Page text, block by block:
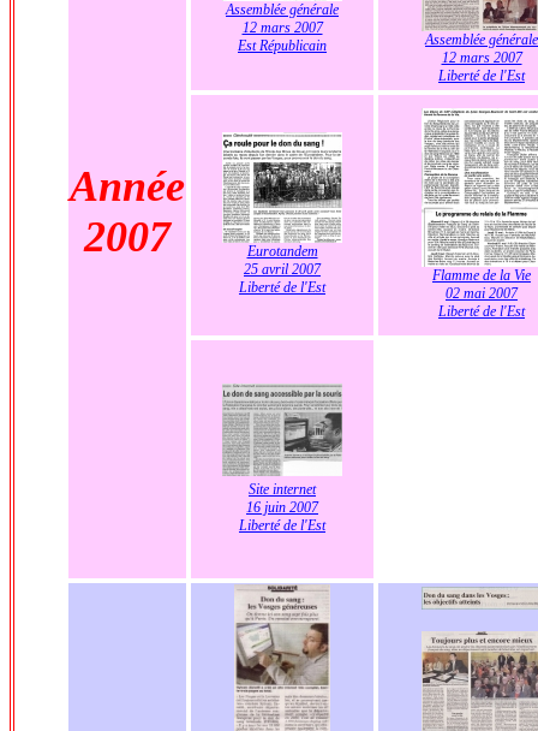
Année
2007
Assemblée générale
12 mars 2007
Est Républicain
Assemblée générale
12 mars 2007
Liberté de l'Est
Eurotandem
25 avril 2007
Liberté de l'Est
Flamme de la Vie
02 mai 2007
Liberté de l'Est
Site internet
16 juin 2007
Liberté de l'Est